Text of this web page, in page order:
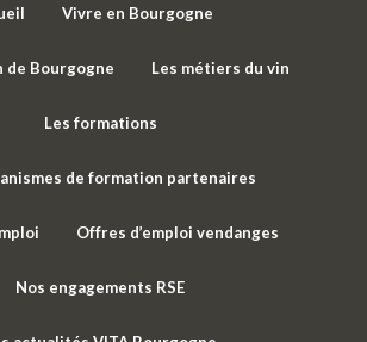
Vivre en Bourgogne
de Bourgogne Les métiers du vin
Les formations
de formation partenaires
Offres d’emploi vendanges
Nos engagements RSE